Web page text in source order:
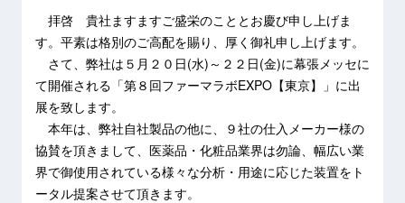
拝啓 貴社ますますご盛栄のこととお慶び申し上げま
す。平素は格別のご高配を賜り、厚く御礼申し上げます。
さて、弊社は５月２０日(水)～２２日(金)に幕張メッセに
て開催される「第８回ファーマラボEXPO【東京】」に出
展を致します。
本年は、弊社自社製品の他に、９社の仕入メーカー様の
協賛を頂きまして、医薬品・化粧品業界は勿論、幅広い業
界で御使用されている様々な分析・用途に応じた装置をト
ータル提案させて頂きます。